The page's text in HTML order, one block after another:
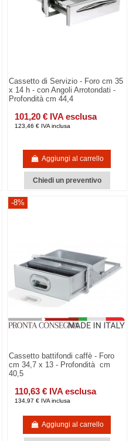
Cassetto di Servizio - Foro cm 35
x 14 h - con Angoli Arrotondati -
Profondità cm 44,4
101,20 € IVA esclusa
123,46 € IVA inclusa
Aggiungi al carrello
Chiedi un preventivo
-8%
Cassetto battifondi caffè - Foro
cm 34,7 x 13 - Profondità cm
40,5
110,63 € IVA esclusa
134,97 € IVA inclusa
Aggiungi al carrello